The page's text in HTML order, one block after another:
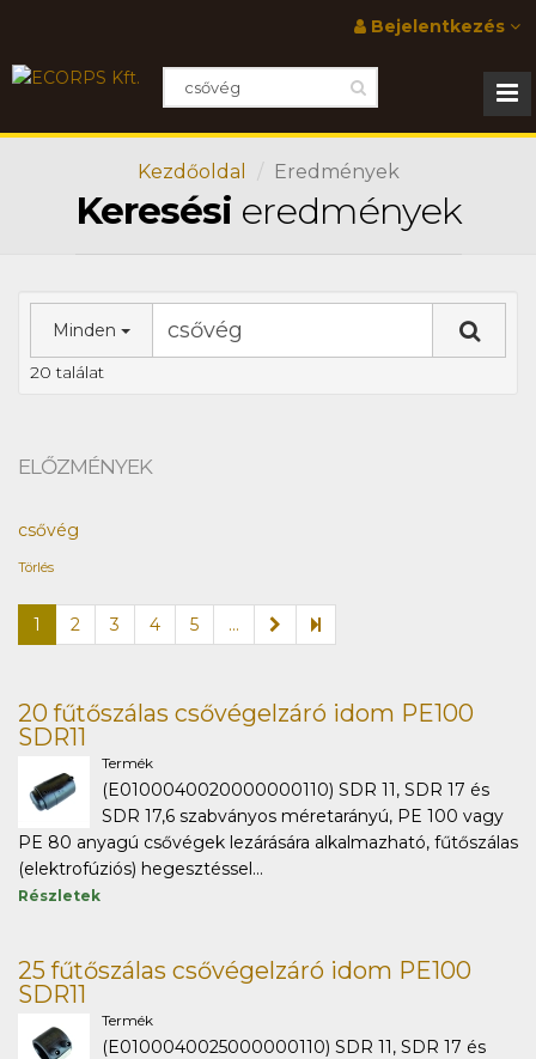
Bejelentkezés
Kezdőoldal Eredmények
Keresési eredmények
Minden
20 találat
ELŐZMÉNYEK
csővég
Törlés
1 2 3 4 5 ...
20 fűtőszálas csővégelzáró idom PE100
SDR11
Termék
(E0100040020000000110) SDR 11, SDR 17 és
SDR 17,6 szabványos méretarányú, PE 100 vagy
PE 80 anyagú csővégek lezárására alkalmazható, fűtőszálas
(elektrofúziós) hegesztéssel...
Részletek
25 fűtőszálas csővégelzáró idom PE100
SDR11
Termék
(E0100040025000000110) SDR 11, SDR 17 és